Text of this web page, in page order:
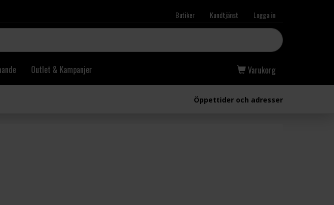
Butiker Kundtjänst Logga in
Outlet & Kampanjer Varukorg
Öppettider och adresser